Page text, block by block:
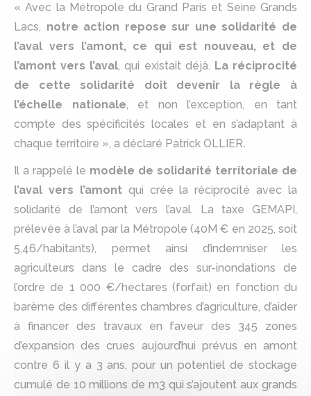
« Avec la Métropole du Grand Paris et Seine Grands
Lacs, notre action repose sur une solidarité de
l’aval vers l’amont, ce qui est nouveau, et de
l’amont vers l’aval, qui existait déjà. La réciprocité
de cette solidarité doit devenir la règle à
l’échelle nationale, et non l’exception, en tant
compte des spécificités locales et en s’adaptant à
chaque territoire », a déclaré Patrick OLLIER.
Il a rappelé le modèle de solidarité territoriale de
l’aval vers l’amontqui crée la réciprocité avec la
solidarité de l’amont vers l’aval. La taxe GEMAPI,
prélevée à l’aval par la Métropole (40M € en 2025, soit
5,46/habitants), permet ainsi d’indemniser les
agriculteurs dans le cadre des sur-inondations de
l’ordre de 1 000 €/hectares (forfait) en fonction du
barème des différentes chambres d’agriculture, d’aider
à financer des travaux en faveur des 345 zones
d’expansion des crues aujourd’hui prévus en amont
contre 6 il y a 3 ans, pour un potentiel de stockage
cumulé de 10 millions de m3 qui s’ajoutent aux grands